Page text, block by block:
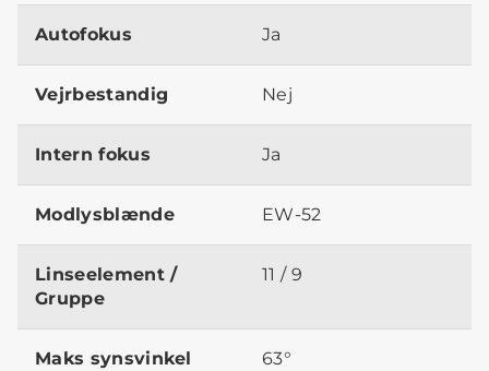
Autofokus Ja
Vejrbestandig Nej
Intern fokus Ja
Modlysblænde EW-52
Linseelement /
Gruppe
11 / 9
Maks synsvinkel 63°